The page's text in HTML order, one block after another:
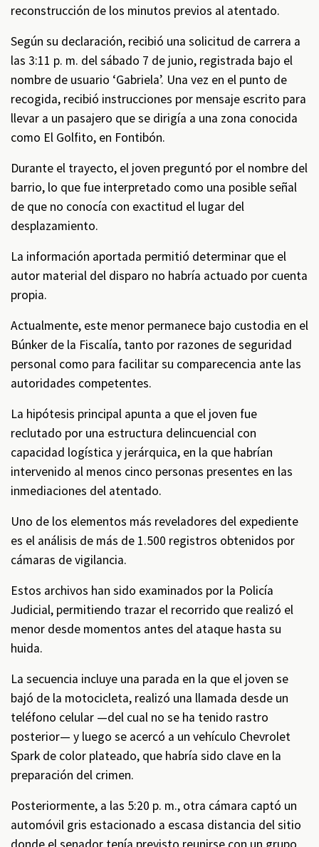
reconstrucción de los minutos previos al atentado.
Según su declaración, recibió una solicitud de carrera a
las 3:11 p. m. del sábado 7 de junio, registrada bajo el
nombre de usuario ‘Gabriela’. Una vez en el punto de
recogida, recibió instrucciones por mensaje escrito para
llevar a un pasajero que se dirigía a una zona conocida
como El Golfito, en Fontibón.
Durante el trayecto, el joven preguntó por el nombre del
barrio, lo que fue interpretado como una posible señal
de que no conocía con exactitud el lugar del
desplazamiento.
La información aportada permitió determinar que el
autor material del disparo no habría actuado por cuenta
propia.
Actualmente, este menor permanece bajo custodia en el
Búnker de la Fiscalía, tanto por razones de seguridad
personal como para facilitar su comparecencia ante las
autoridades competentes.
La hipótesis principal apunta a que el joven fue
reclutado por una estructura delincuencial con
capacidad logística y jerárquica, en la que habrían
intervenido al menos cinco personas presentes en las
inmediaciones del atentado.
Uno de los elementos más reveladores del expediente
es el análisis de más de 1.500 registros obtenidos por
cámaras de vigilancia.
Estos archivos han sido examinados por la Policía
Judicial, permitiendo trazar el recorrido que realizó el
menor desde momentos antes del ataque hasta su
huida.
La secuencia incluye una parada en la que el joven se
bajó de la motocicleta, realizó una llamada desde un
teléfono celular —del cual no se ha tenido rastro
posterior— y luego se acercó a un vehículo Chevrolet
Spark de color plateado, que habría sido clave en la
preparación del crimen.
Posteriormente, a las 5:20 p. m., otra cámara captó un
automóvil gris estacionado a escasa distancia del sitio